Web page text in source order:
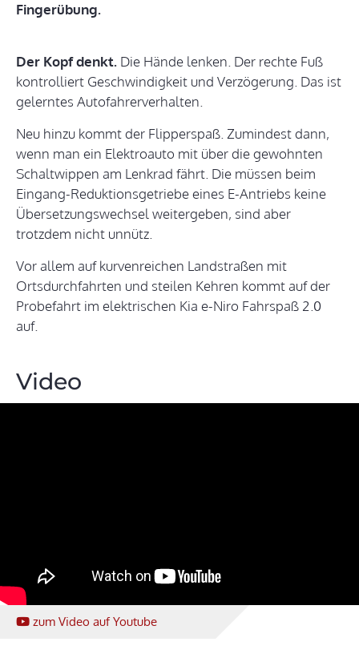
Fingerübung.
Der Kopf denkt. Die Hände lenken. Der rechte Fuß
kontrolliert Geschwindigkeit und Verzögerung. Das ist
gelerntes Autofahrerverhalten.
Neu hinzu kommt der Flipperspaß. Zumindest dann,
wenn man ein Elektroauto mit über die gewohnten
Schaltwippen am Lenkrad fährt. Die müssen beim
Eingang-Reduktionsgetriebe eines E-Antriebs keine
Übersetzungswechsel weitergeben, sind aber
trotzdem nicht unnütz.
Vor allem auf kurvenreichen Landstraßen mit
Ortsdurchfahrten und steilen Kehren kommt auf der
Probefahrt im elektrischen Kia e-Niro Fahrspaß 2.0
auf.
Video
zum Video auf Youtube